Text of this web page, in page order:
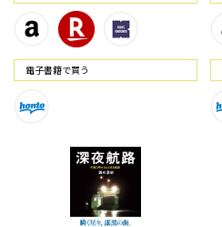
電⼦書籍で買う